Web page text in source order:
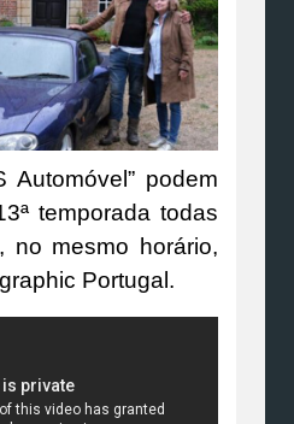
Automóvel” podem
temporada todas
no mesmo horário,
Portugal.